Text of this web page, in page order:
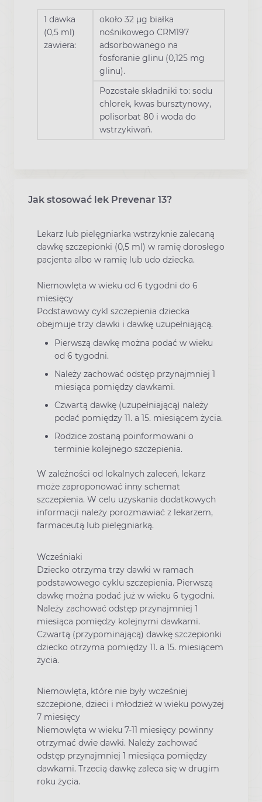
1 dawka
(0,5 ml)
zawiera:
około 32 μg białka
nośnikowego CRM197
adsorbowanego na
fosforanie glinu (0,125 mg
glinu).
Pozostałe składniki to: sodu
chlorek, kwas bursztynowy,
polisorbat 80 i woda do
wstrzykiwań.
Jak stosować lek Prevenar 13?
Lekarz lub pielęgniarka wstrzyknie zalecaną
dawkę szczepionki (0,5 ml) w ramię dorosłego
pacjenta albo w ramię lub udo dziecka.
Niemowlęta w wieku od 6 tygodni do 6
miesięcy
Podstawowy cykl szczepienia dziecka
obejmuje trzy dawki i dawkę uzupełniającą.
Pierwszą dawkę można podać w wieku
od 6 tygodni.
Należy zachować odstęp przynajmniej 1
miesiąca pomiędzy dawkami.
Czwartą dawkę (uzupełniającą) należy
podać pomiędzy 11. a 15. miesiącem życia.
Rodzice zostaną poinformowani o
terminie kolejnego szczepienia.
W zależności od lokalnych zaleceń, lekarz
może zaproponować inny schemat
szczepienia. W celu uzyskania dodatkowych
informacji należy porozmawiać z lekarzem,
farmaceutą lub pielęgniarką.
Wcześniaki
Dziecko otrzyma trzy dawki w ramach
podstawowego cyklu szczepienia. Pierwszą
dawkę można podać już w wieku 6 tygodni.
Należy zachować odstęp przynajmniej 1
miesiąca pomiędzy kolejnymi dawkami.
Czwartą (przypominającą) dawkę szczepionki
dziecko otrzyma pomiędzy 11. a 15. miesiącem
życia.
Niemowlęta, które nie były wcześniej
szczepione, dzieci i młodzież w wieku powyżej
7 miesięcy
Niemowlęta w wieku 7-11 miesięcy powinny
otrzymać dwie dawki. Należy zachować
odstęp przynajmniej 1 miesiąca pomiędzy
dawkami. Trzecią dawkę zaleca się w drugim
roku życia.